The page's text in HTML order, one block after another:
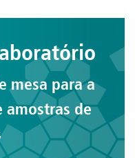
mesa para a
amostras de